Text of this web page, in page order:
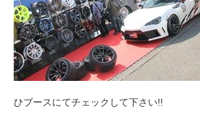
ひブースにてチェックして下さい!!